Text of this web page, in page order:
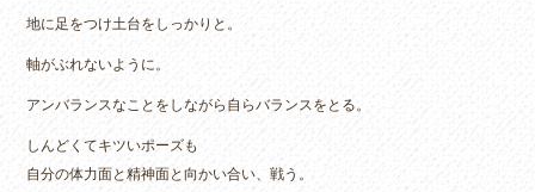
地に足をつけ土台をしっかりと。
軸がぶれないように。
アンバランスなことをしながら自らバランスをとる。
しんどくてキツいポーズも
自分の体力面と精神面と向かい合い、戦う。